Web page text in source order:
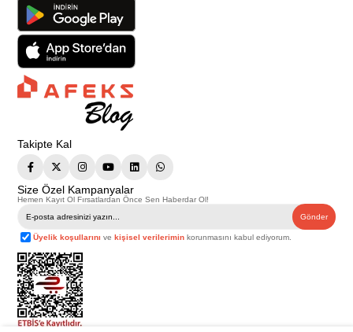
Takipte Kal
Size Özel Kampanyalar
Hemen Kayıt Ol Fırsatlardan Önce Sen Haberdar Ol!
Gönder
Üyelik koşullarını vekişisel verilerimin korunmasını kabul ediyorum.